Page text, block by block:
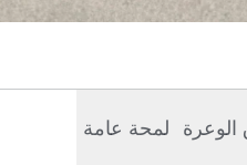
الوعرة لمحة عامة